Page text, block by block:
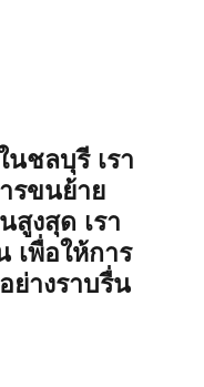
นชลบุรี เรา
รขนย้าย
สูงสุด เรา
เพื่อให้การ
ย่างราบรื่น